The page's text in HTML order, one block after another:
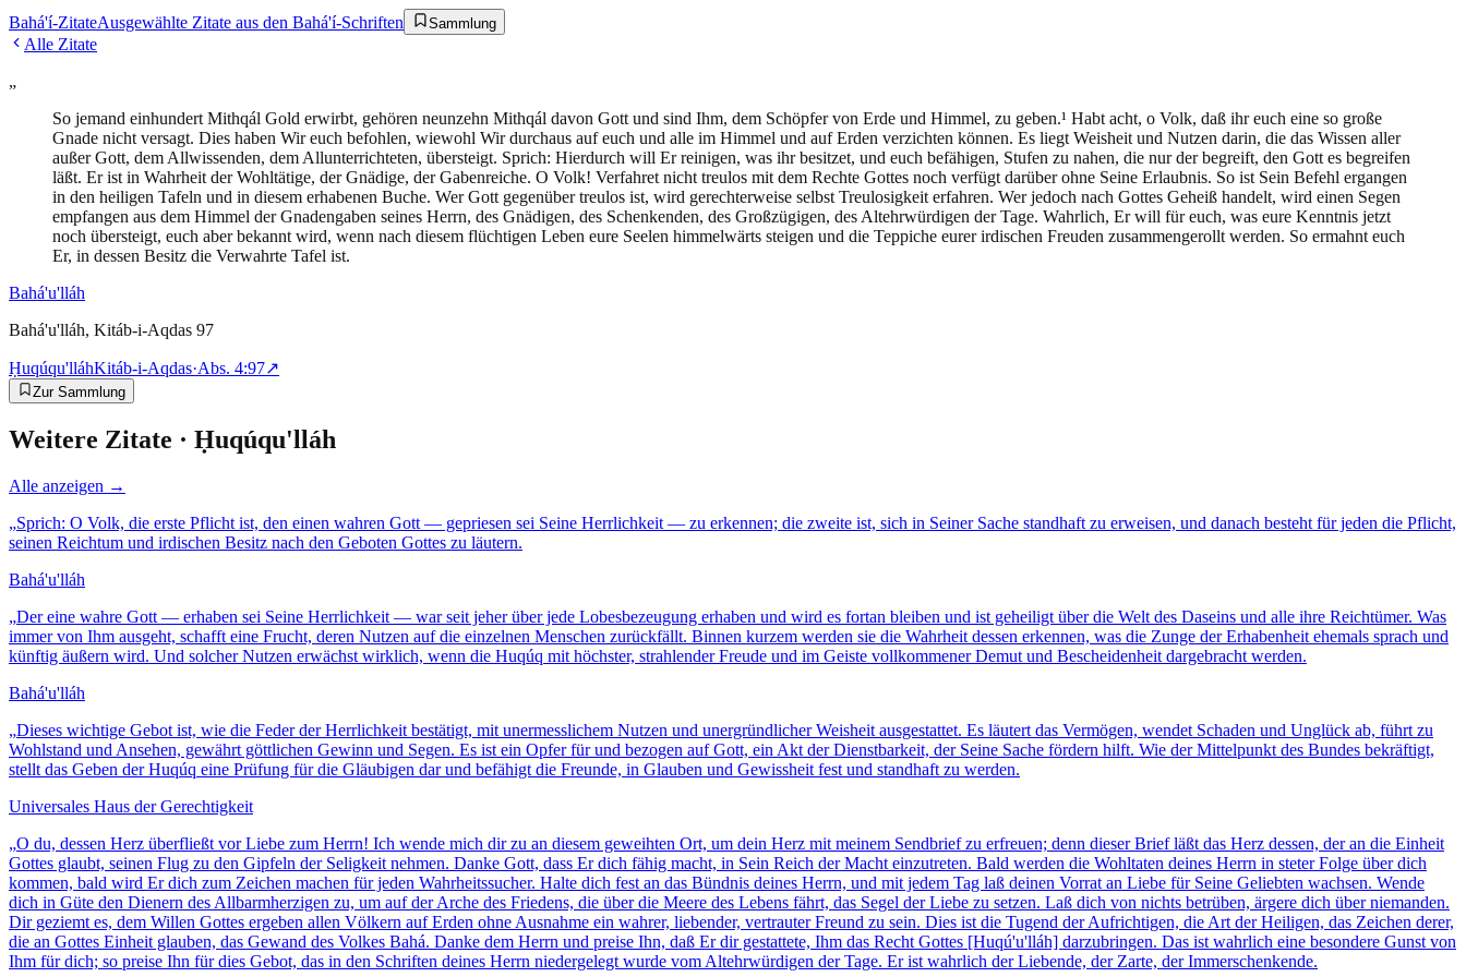
Bahá'í-ZitateAusgewählte Zitate aus den Bahá'í-Schriften Sammlung
Alle Zitate
„
So jemand einhundert Mithqál Gold erwirbt, gehören neunzehn Mithqál davon Gott und sind Ihm, dem Schöpfer von Erde und Himmel, zu geben.¹ Habt acht, o Volk, daß ihr euch eine so große
Gnade nicht versagt. Dies haben Wir euch befohlen, wiewohl Wir durchaus auf euch und alle im Himmel und auf Erden verzichten können. Es liegt Weisheit und Nutzen darin, die das Wissen aller
außer Gott, dem Allwissenden, dem Allunterrichteten, übersteigt. Sprich: Hierdurch will Er reinigen, was ihr besitzet, und euch befähigen, Stufen zu nahen, die nur der begreift, den Gott es begreifen
läßt. Er ist in Wahrheit der Wohltätige, der Gnädige, der Gabenreiche. O Volk! Verfahret nicht treulos mit dem Rechte Gottes noch verfügt darüber ohne Seine Erlaubnis. So ist Sein Befehl ergangen
in den heiligen Tafeln und in diesem erhabenen Buche. Wer Gott gegenüber treulos ist, wird gerechterweise selbst Treulosigkeit erfahren. Wer jedoch nach Gottes Geheiß handelt, wird einen Segen
empfangen aus dem Himmel der Gnadengaben seines Herrn, des Gnädigen, des Schenkenden, des Großzügigen, des Altehrwürdigen der Tage. Wahrlich, Er will für euch, was eure Kenntnis jetzt
noch übersteigt, euch aber bekannt wird, wenn nach diesem flüchtigen Leben eure Seelen himmelwärts steigen und die Teppiche eurer irdischen Freuden zusammengerollt werden. So ermahnt euch
Er, in dessen Besitz die Verwahrte Tafel ist.
Bahá'u'lláh
Bahá'u'lláh, Kitáb-i-Aqdas 97
Ḥuqúqu'lláhKitáb-i-Aqdas·Abs. 4:97↗
Zur Sammlung
Weitere Zitate · Ḥuqúqu'lláh
Alle anzeigen →
„Sprich: O Volk, die erste Pflicht ist, den einen wahren Gott — gepriesen sei Seine Herrlichkeit — zu erkennen; die zweite ist, sich in Seiner Sache standhaft zu erweisen, und danach besteht für jeden die Pflicht,
seinen Reichtum und irdischen Besitz nach den Geboten Gottes zu läutern.
Bahá'u'lláh
„Der eine wahre Gott — erhaben sei Seine Herrlichkeit — war seit jeher über jede Lobesbezeugung erhaben und wird es fortan bleiben und ist geheiligt über die Welt des Daseins und alle ihre Reichtümer. Was
immer von Ihm ausgeht, schafft eine Frucht, deren Nutzen auf die einzelnen Menschen zurückfällt. Binnen kurzem werden sie die Wahrheit dessen erkennen, was die Zunge der Erhabenheit ehemals sprach und
künftig äußern wird. Und solcher Nutzen erwächst wirklich, wenn die Huqúq mit höchster, strahlender Freude und im Geiste vollkommener Demut und Bescheidenheit dargebracht werden.
Bahá'u'lláh
„Dieses wichtige Gebot ist, wie die Feder der Herrlichkeit bestätigt, mit unermesslichem Nutzen und unergründlicher Weisheit ausgestattet. Es läutert das Vermögen, wendet Schaden und Unglück ab, führt zu
Wohlstand und Ansehen, gewährt göttlichen Gewinn und Segen. Es ist ein Opfer für und bezogen auf Gott, ein Akt der Dienstbarkeit, der Seine Sache fördern hilft. Wie der Mittelpunkt des Bundes bekräftigt,
stellt das Geben der Huqúq eine Prüfung für die Gläubigen dar und befähigt die Freunde, in Glauben und Gewissheit fest und standhaft zu werden.
Universales Haus der Gerechtigkeit
„O du, dessen Herz überfließt vor Liebe zum Herrn! Ich wende mich dir zu an diesem geweihten Ort, um dein Herz mit meinem Sendbrief zu erfreuen; denn dieser Brief läßt das Herz dessen, der an die Einheit
Gottes glaubt, seinen Flug zu den Gipfeln der Seligkeit nehmen. Danke Gott, dass Er dich fähig macht, in Sein Reich der Macht einzutreten. Bald werden die Wohltaten deines Herrn in steter Folge über dich
kommen, bald wird Er dich zum Zeichen machen für jeden Wahrheitssucher. Halte dich fest an das Bündnis deines Herrn, und mit jedem Tag laß deinen Vorrat an Liebe für Seine Geliebten wachsen. Wende
dich in Güte den Dienern des Allbarmherzigen zu, um auf der Arche des Friedens, die über die Meere des Lebens fährt, das Segel der Liebe zu setzen. Laß dich von nichts betrüben, ärgere dich über niemanden.
Dir geziemt es, dem Willen Gottes ergeben allen Völkern auf Erden ohne Ausnahme ein wahrer, liebender, vertrauter Freund zu sein. Dies ist die Tugend der Aufrichtigen, die Art der Heiligen, das Zeichen derer,
die an Gottes Einheit glauben, das Gewand des Volkes Bahá. Danke dem Herrn und preise Ihn, daß Er dir gestattete, Ihm das Recht Gottes [Huqú'u'lláh] darzubringen. Das ist wahrlich eine besondere Gunst von
Ihm für dich; so preise Ihn für dies Gebot, das in den Schriften deines Herrn niedergelegt wurde vom Altehrwürdigen der Tage. Er ist wahrlich der Liebende, der Zarte, der Immerschenkende.